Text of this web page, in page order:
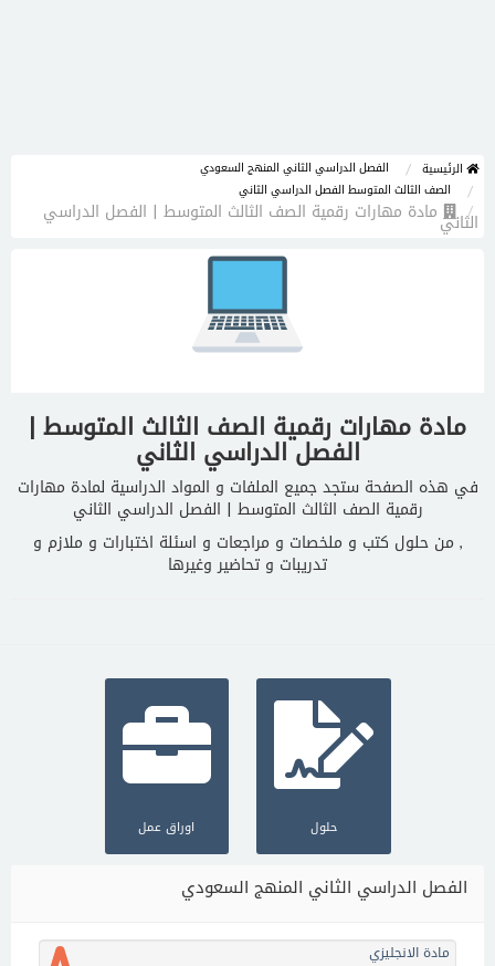
الرئيسية
الفصل الدراسي الثاني المنهج السعودي
الصف الثالث المتوسط الفصل الدراسي الثاني
مادة مهارات رقمية الصف الثالث المتوسط | الفصل الدراسيالثاني
مادة مهارات رقمية الصف الثالث المتوسط |
الفصل الدراسي الثاني
في هذه الصفحة ستجد جميع الملفات و المواد الدراسية لمادة مهارات
رقمية الصف الثالث المتوسط | الفصل الدراسي الثاني
, من حلول كتب و ملخصات و مراجعات و اسئلة اختبارات و ملازم و
تدريبات و تحاضير وغيرها
حلول اوراق عمل
الفصل الدراسي الثاني المنهج السعودي
مادة الانجليزي